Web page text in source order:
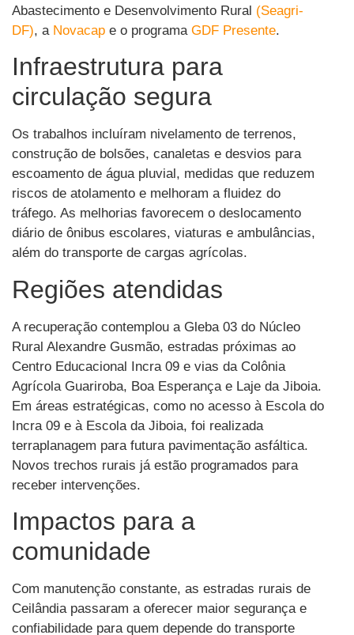
Abastecimento e Desenvolvimento Rural (Seagri-
DF), a Novacap e o programa GDF Presente.
Infraestrutura para
circulação segura
Os trabalhos incluíram nivelamento de terrenos,
construção de bolsões, canaletas e desvios para
escoamento de água pluvial, medidas que reduzem
riscos de atolamento e melhoram a fluidez do
tráfego. As melhorias favorecem o deslocamento
diário de ônibus escolares, viaturas e ambulâncias,
além do transporte de cargas agrícolas.
Regiões atendidas
A recuperação contemplou a Gleba 03 do Núcleo
Rural Alexandre Gusmão, estradas próximas ao
Centro Educacional Incra 09 e vias da Colônia
Agrícola Guariroba, Boa Esperança e Laje da Jiboia.
Em áreas estratégicas, como no acesso à Escola do
Incra 09 e à Escola da Jiboia, foi realizada
terraplanagem para futura pavimentação asfáltica.
Novos trechos rurais já estão programados para
receber intervenções.
Impactos para a
comunidade
Com manutenção constante, as estradas rurais de
Ceilândia passaram a oferecer maior segurança e
confiabilidade para quem depende do transporte